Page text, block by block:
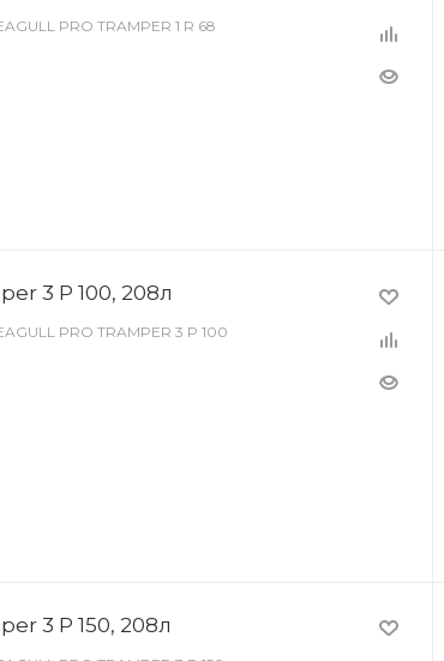
PRO TRAMPER 1 R 68
3 P 100, 208л
PRO TRAMPER 3 P 100
3 P 150, 208л